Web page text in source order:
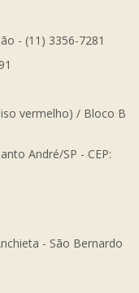
- (11) 3356-7281
vermelho) / Bloco B
André/SP - CEP:
- São Bernardo